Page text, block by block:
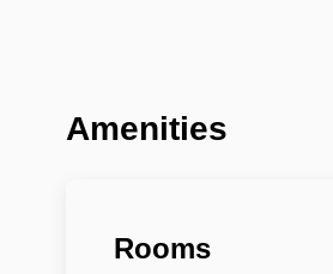
Amenities
Rooms